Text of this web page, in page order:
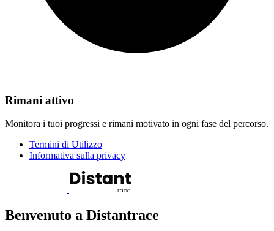
Rimani attivo
Monitora i tuoi progressi e rimani motivato in ogni fase del percorso.
Termini di Utilizzo
Informativa sulla privacy
Benvenuto a Distantrace